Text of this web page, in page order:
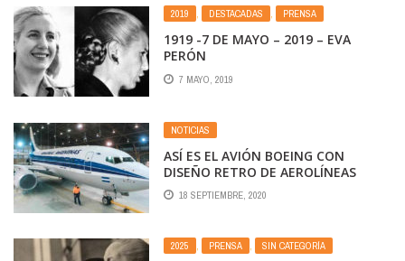
2019 , DESTACADAS , PRENSA
1919 -7 DE MAYO – 2019 – EVA
PERÓN
7 MAYO, 2019
NOTICIAS
ASÍ ES EL AVIÓN BOEING CON
DISEÑO RETRO DE AEROLÍNEAS
ARGENTINAS
18 SEPTIEMBRE, 2020
2025 , PRENSA , SIN CATEGORÍA